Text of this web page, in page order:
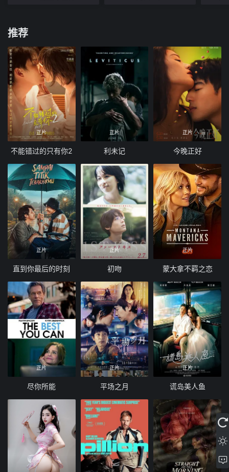
推荐
正片
不能错过的只有你2
正片
利未记
正片
今晚正好
正片
直到你最后的时刻
正片
初吻
正片
蒙大拿不羁之恋
正片
尽你所能
正片
平场之月
正片
谎岛美人鱼